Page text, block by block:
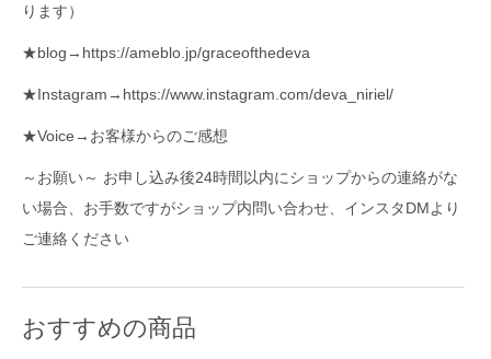
ります）
★blog→ https://ameblo.jp/graceofthedeva
★Instagram→ https://www.instagram.com/deva_niriel/
★Voice→ お客様からのご感想
～お願い～ お申し込み後24時間以内にショップからの連絡がな
い場合、お手数ですがショップ内問い合わせ、インスタDMより
ご連絡ください
おすすめの商品